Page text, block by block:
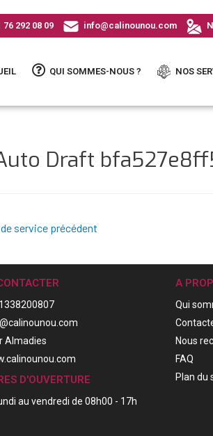
76 292 08 09 info@calinounou.com
QUI SOMMES-NOUS ? NOS
Draft
service précédent
Almadies
D'OUVERTURE
au vendredi de 08h00 - 17h
A
Qui
Nous
FAQ
Plan du